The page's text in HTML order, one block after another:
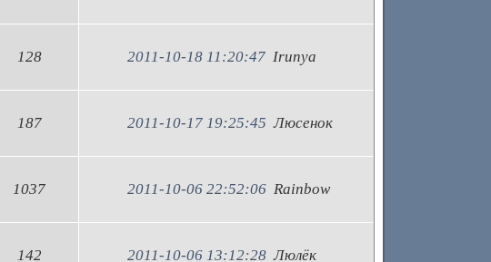
128 2011-10-18 11:20:47 Irunya
187 2011-10-17 19:25:45 Люсенок
1037 2011-10-06 22:52:06 Rainbow
142 2011-10-06 13:12:28 Люлёк